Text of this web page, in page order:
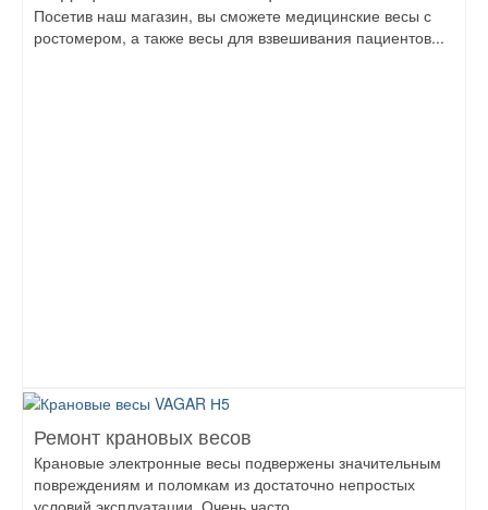
Посетив наш магазин, вы сможете медицинские весы с
ростомером, а также весы для взвешивания пациентов...
Ремонт крановых весов
Крановые электронные весы подвержены значительным
повреждениям и поломкам из достаточно непростых
условий эксплуатации. Очень часто...